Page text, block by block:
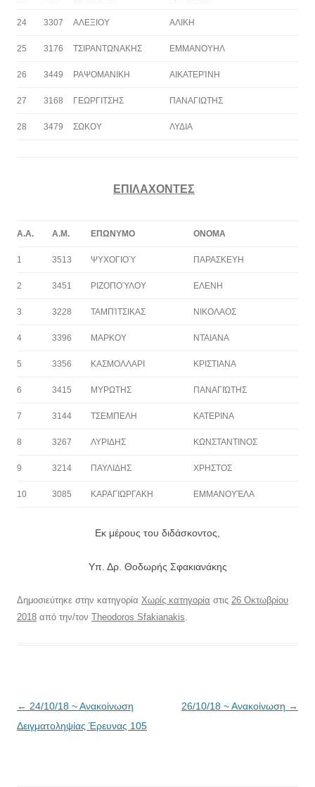
24 3307 ΑΛΕΞΙΟΥ ΑΛΙΚΗ
25 3176 ΤΣΙΡΑΝΤΩΝΑΚΗΣ ΕΜΜΑΝΟΥΗΛ
26 3449 ΡΑΨΟΜΑΝΙΚΗ ΑΙΚΑΤΕΡΊΝΗ
27 3168 ΓΕΩΡΓΙΤΣΗΣ ΠΑΝΑΓΙΩΤΗΣ
28 3479 ΣΩΚΟΥ ΛΥΔΙΑ
ΕΠΙΛΑΧΟΝΤΕΣ
Α.Α. Α.Μ. ΕΠΩΝΥΜΟ ΟΝΟΜΑ
1 3513 ΨΥΧΟΓΙΟΎ ΠΑΡΑΣΚΕΥΗ
2 3451 ΡΙΖΟΠΟΎΛΟΥ ΕΛΕΝΗ
3 3228 ΤΑΜΠΊΤΣΙΚΑΣ ΝΙΚΟΛΑΟΣ
4 3396 ΜΑΡΚΟΥ ΝΤΑΙΑΝΑ
5 3356 ΚΑΣΜΟΛΛΑΡΙ ΚΡΙΣΤΙΑΝΑ
6 3415 ΜΥΡΩΤΗΣ ΠΑΝΑΓΙΏΤΗΣ
7 3144 ΤΣΕΜΠΕΛΗ ΚΑΤΕΡΙΝΑ
8 3267 ΛΥΡΙΔΗΣ ΚΩΝΣΤΑΝΤΙΝΟΣ
9 3214 ΠΑΥΛΙΔΗΣ ΧΡΗΣΤΟΣ
10 3085 ΚΑΡΑΓΙΩΡΓΑΚΗ ΕΜΜΑΝΟΥΈΛΑ
Εκ μέρους του διδάσκοντος,
Υπ. Δρ. Θοδωρής Σφακιανάκης
Δημοσιεύτηκε στην κατηγορία Χωρίς κατηγορία στις 26 Οκτωβρίου
2018 από την/τον Theodoros Sfakianakis.
Πλοήγηση
άρθρων
← 24/10/18 ~ Ανακοίνωση
Δειγματοληψίας Έρευνας 105
26/10/18 ~ Ανακοίνωση →